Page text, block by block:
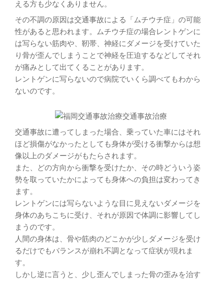
える方も少なくありません。
その不調の原因は交通事故による「ムチウチ症」の可能
性があると思われます。ムチウチ症の場合レントゲンに
は写らない筋肉や、靭帯、神経にダメージを受けていた
り骨が歪んでしまうことで神経を圧迫するなどしてそれ
が痛みとして出てくることがあります。
レントゲンに写らないので病院でいくら調べてもわから
ないのです。
交通事故に遭ってしまった場合、乗っていた車にはそれ
ほど損傷がなかったとしても身体が受ける衝撃からは想
像以上のダメージがもたらされます。
また、どの方向から衝撃を受けたか、その時どういう姿
勢を取っていたかによっても身体への負担は変わってき
ます。
レントゲンには写らないような目に見えないダメージを
身体のあちこちに受け、それが原因で体調に影響してし
まうのです。
人間の身体は、骨や筋肉のどこかが少しダメージを受け
るだけでもバランスが崩れ不調となって症状が現れま
す。
しかし逆に言うと、少し歪んでしまった骨の歪みを治す